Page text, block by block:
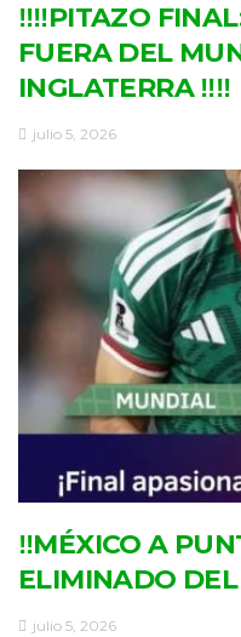
‼‼PITAZO
FUERA DEL
INGLATERRA ‼‼
julio 5, 2026
‼MÉXICO A
ELIMINADO
julio 5, 2026